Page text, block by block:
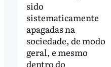
sido
sistematicamente
apagadas na
sociedade, de modo
geral, e mesmo
dentro do